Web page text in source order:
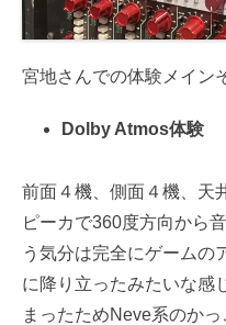
宮地さんでの体験メイン
Dolby Atmos体験
前面４機、側面４機、天
ピーカで360度方向から
う気分は完全にゲームの
に降り立ったみたいな感
まったためNeve系のか